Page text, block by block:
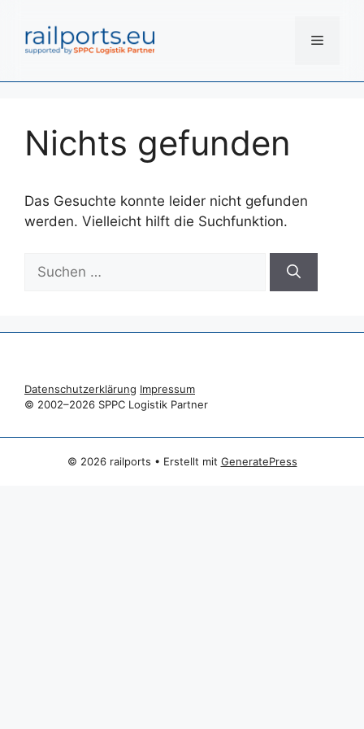
Inhalt
springen
Menü
Nichts gefunden
Das Gesuchte konnte leider nicht gefunden
werden. Vielleicht hilft die Suchfunktion.
nach:
Datenschutzerklärung Impressum
© 2002–2026 SPPC Logistik Partner
© 2026 railports • Erstellt mit GeneratePress